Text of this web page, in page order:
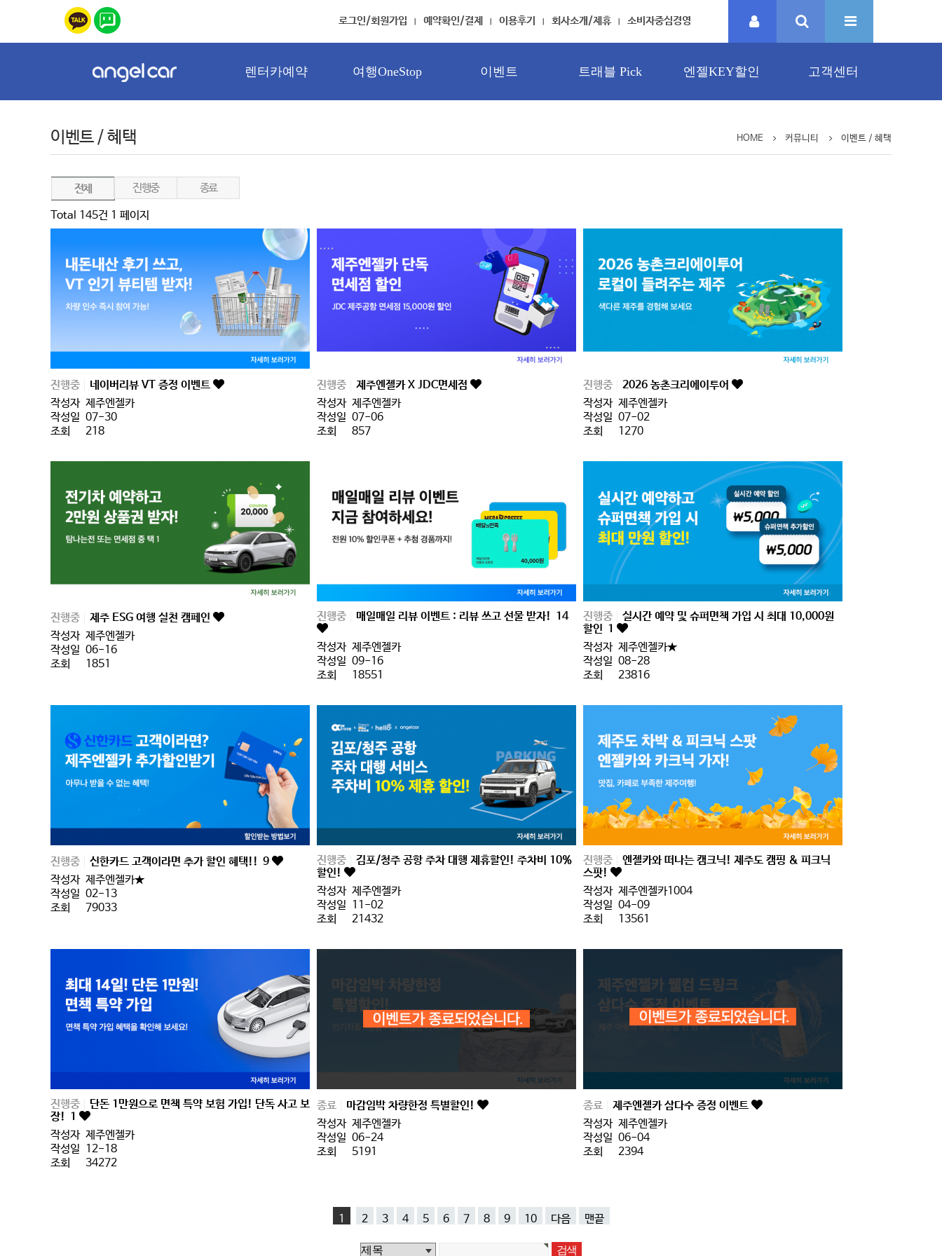
로그인/회원가입 예약확인/결제 이용후기 회사소개/제휴 소비자중심경영
렌터카예약 여행OneStop 이벤트 트래블 Pick 엔젤KEY할인 고객센터
이벤트 / 혜택 HOME 커뮤니티 이벤트 / 혜택
전체 진행중 종료
Total 145건 1 페이지
진행중
네이버리뷰 VT 증정 이벤트
작성자 제주엔젤카
작성일 07-30
조회
218
진행중
제주엔젤카 X JDC면세점
작성자 제주엔젤카
작성일 07-06
조회
857
진행중
2026 농촌크리에이투어
작성자 제주엔젤카
작성일 07-02
조회
1270
진행중
제주 ESG 여행 실천 캠페인
작성자 제주엔젤카
작성일 06-16
조회
1851
진행중 매일매일 리뷰 이벤트 : 리뷰 쓰고 선물 받자! 14
작성자 제주엔젤카
작성일 09-16
조회
18551
진행중
실시간 예약 및 슈퍼면책 가입 시 최대 10,000원
할인 1
작성자 제주엔젤카★
작성일 08-28
조회
23816
진행중 신한카드 고객이라면 추가 할인 혜택!! 9
작성자 제주엔젤카★
작성일 02-13
조회
79033
진행중
김포/청주 공항 주차 대행 제휴할인! 주차비 10%
할인!
작성자 제주엔젤카
작성일 11-02
조회
21432
진행중
엔젤카와 떠나는 캠크닉! 제주도 캠핑 & 피크닉
스팟!
작성자 제주엔젤카1004
작성일 04-09
조회
13561
진행중
단돈 1만원으로 면책 특약 보험 가입! 단독 사고 보
장! 1
작성자 제주엔젤카
작성일 12-18
조회
34272
종료
마감임박 차량한정 특별할인!
작성자 제주엔젤카
작성일 06-24
조회
5191
종료
제주엔젤카 삼다수 증정 이벤트
작성자 제주엔젤카
작성일 06-04
조회
2394
1 2 3 4 5 6 7 8 9 10 다음 맨끝